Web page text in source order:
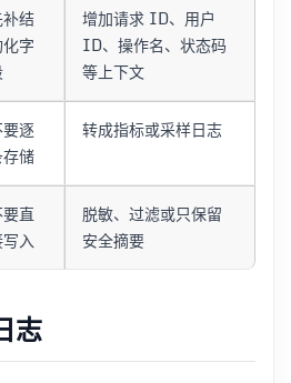
结
字
增加请求 ID、用户
ID、操作名、状态码
等上下文
逐
储
转成指标或采样日志
直
入
脱敏、过滤或只保留
安全摘要
志